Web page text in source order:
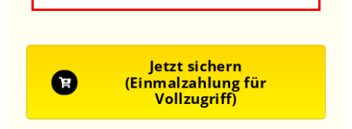
Jetzt sichern
(Einmalzahlung für
Vollzugriff)